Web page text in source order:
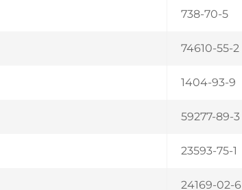
738-70-5
74610-55-2
1404-93-9
59277-89-3
23593-75-1
24169-02-6